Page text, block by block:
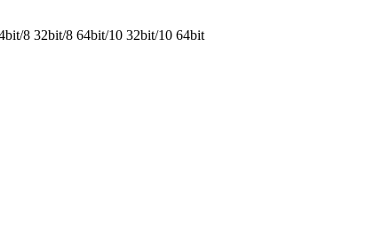
8 32bit/8 64bit/10 32bit/10 64bit